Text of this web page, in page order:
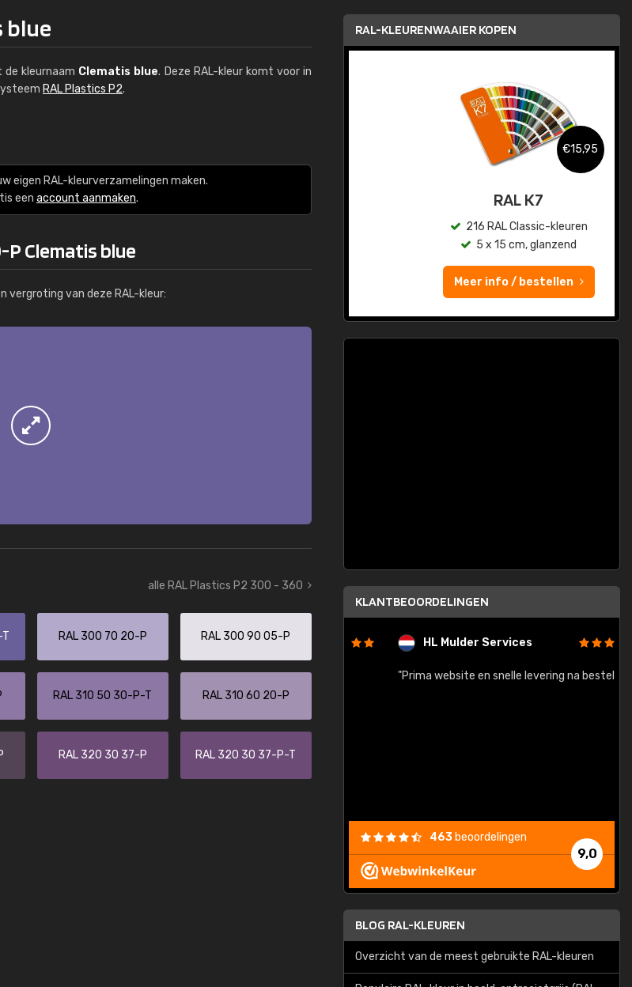
blue
de kleurnaam Clematis blue. Deze RAL-kleur komt voor in
RAL Plastics P2.
eigen RAL-kleurverzamelingen maken.
een account aanmaken.
Clematis blue
vergroting van deze RAL-kleur:
alle RAL Plastics P2 300 - 360
RAL 300 70 20-P RAL 300 90 05-P
RAL 310 50 30-P-T RAL 310 60 20-P
RAL 320 30 37-P RAL 320 30 37-P-T
RAL-KLEURENWAAIER KOPEN
RAL K7 op waterbasis
€15,95
RAL K7
216 RAL Classic-kleuren
5 x 15 cm, glanzend
Meer info / bestellen
KLANTBEOORDELINGEN
Kambier BV
"Super snelle service en zeer betaalbaar!"
HL Mulder Services
"Prima website en snelle levering na bestelling"
9,0
463 beoordelingen
BLOG RAL-KLEUREN
Overzicht van de meest gebruikte RAL-kleuren